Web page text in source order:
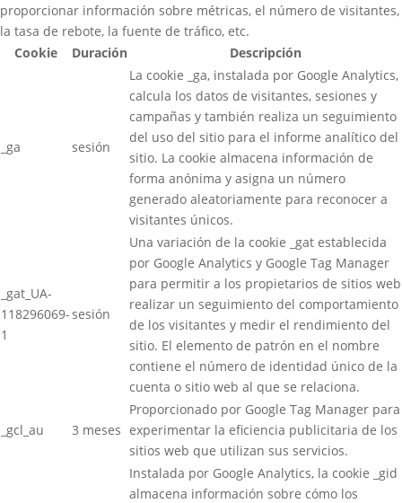
proporcionar información sobre métricas, el número de visitantes,
la tasa de rebote, la fuente de tráfico, etc.
Cookie
Duración Descripción
_ga sesión
La cookie _ga, instalada por Google Analytics,
calcula los datos de visitantes, sesiones y
campañas y también realiza un seguimiento
del uso del sitio para el informe analítico del
sitio. La cookie almacena información de
forma anónima y asigna un número
generado aleatoriamente para reconocer a
visitantes únicos.
_gat_UA-
118296069-
1
sesión
Una variación de la cookie _gat establecida
por Google Analytics y Google Tag Manager
para permitir a los propietarios de sitios web
realizar un seguimiento del comportamiento
de los visitantes y medir el rendimiento del
sitio. El elemento de patrón en el nombre
contiene el número de identidad único de la
cuenta o sitio web al que se relaciona.
_gcl_au 3 meses
Proporcionado por Google Tag Manager para
experimentar la eficiencia publicitaria de los
sitios web que utilizan sus servicios.
Instalada por Google Analytics, la cookie _gid
almacena información sobre cómo los